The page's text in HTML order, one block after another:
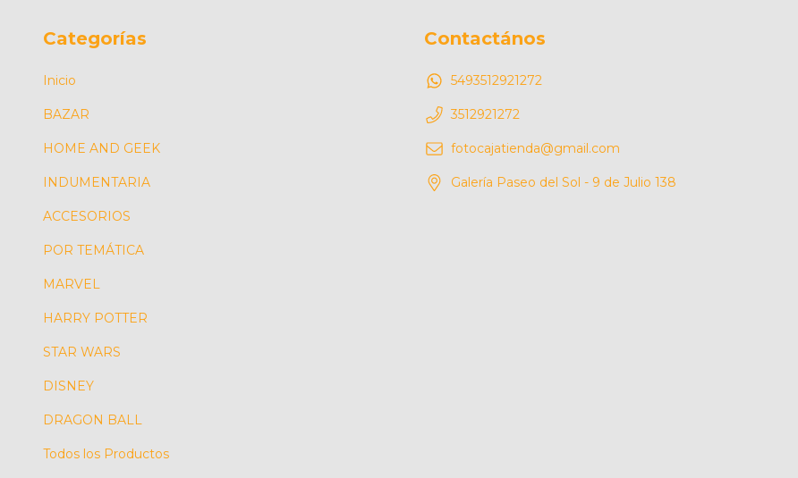
Categorías
Inicio
BAZAR
HOME AND GEEK
INDUMENTARIA
ACCESORIOS
POR TEMÁTICA
MARVEL
HARRY POTTER
STAR WARS
DISNEY
DRAGON BALL
Todos los Productos
Contactános
5493512921272
3512921272
fotocajatienda@gmail.com
Galería Paseo del Sol - 9 de Julio 138